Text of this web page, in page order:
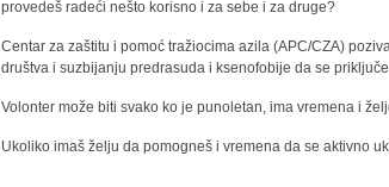
provedeš radeći nešto korisno i za sebe i za druge?
Centar za zaštitu i pomoć tražiocima azila (APC/CZA)
društva i suzbijanju predrasuda i ksenofobije da se
Volonter može biti svako ko je punoletan, ima vremena i
Ukoliko imaš želju da pomogneš i vremena da se aktivno